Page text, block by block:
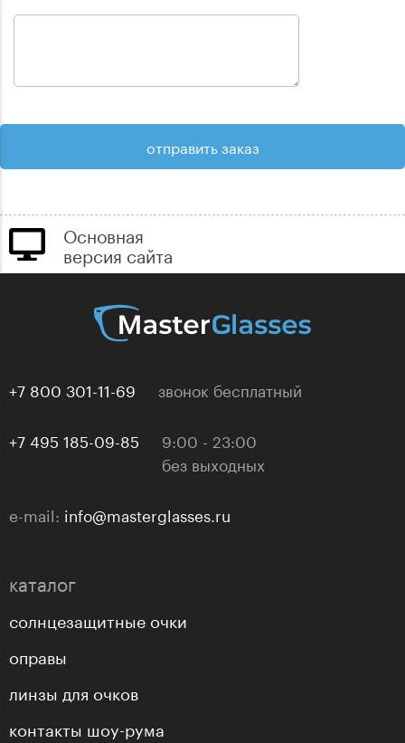
Основная
версия сайта
+7 800 301-11-69 звонок бесплатный
+7 495 185-09-85
9:00 - 23:00
без выходных
e-mail: info@masterglasses.ru
каталог
солнцезащитные очки
оправы
линзы для очков
контакты шоу-рума